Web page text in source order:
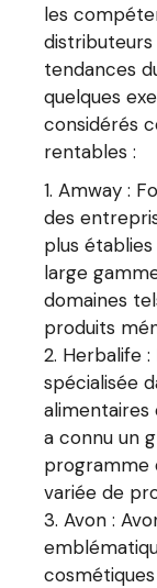
les
distributeurs
tendances
quelques
considérés
rentables :
Amway :
des
plus
large
domaines
produits
Herbalife
spécialisée
a connu un
programme
variée de
Avon :